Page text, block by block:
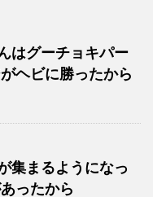
はグーチョキパー
ヘビに勝ったから
集まるようになっ
ったから